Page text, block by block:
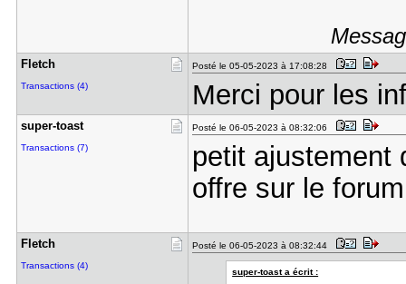
Fletch
Transactions (4)
Posté le 05-05-2023 à 17:08:28
Merci pour les
super-toas​t
Transactions (7)
Posté le 06-05-2023 à 08:32:06
petit ajustement
offre sur le
Fletch
Transactions (4)
Posté le 06-05-2023 à 08:32:44
super-toast a écrit :